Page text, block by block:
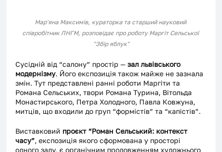
Мар'яна Максимів, кураторка та старший науковий
співробітник ЛНГМ, розповідає про роботу Маргіт Сельської
"Збір яблук"
Сусідній від “салону” простір — зал львівського
модернізму. Його експозиція також майже не зазнала
змін. Тут представлені ранні роботи Маргіти та
Романа Сельських, твори Романа Турина, Вітольда
Монастирського, Петра Холодного, Павла Ковжуна,
митців, що входили до груп “формістів” та “капістів”.
Виставковий проєкт “Роман Сельський: контекст
часу”, експозиція якого сформована у просторі
одного залу, є органічним продовженням художнього